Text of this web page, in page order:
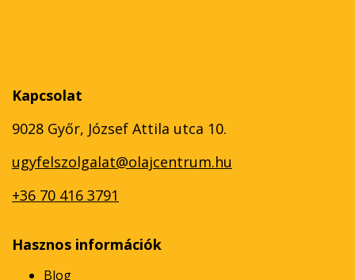
Kapcsolat
9028 Győr, József Attila utca 10.
ugyfelszolgalat@olajcentrum.hu
+36 70 416 3791
Hasznos információk
Blog